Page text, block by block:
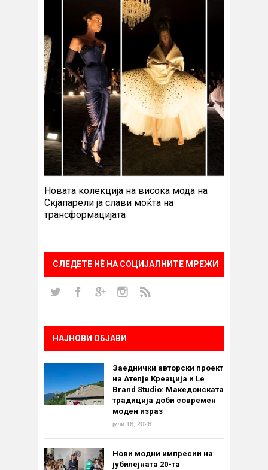
Новата колекција на висока мода на
Скјапарели ја слави моќта на
трансформацијата
СЛЕДЕТЕ НÈ НА СОЦИЈАЛНИТЕ МРЕЖИ
НАЈНОВИ ОБЈАВИ
Заеднички авторски проект
на Ателје Креација и Le
Brand Studio: Македонската
традиција доби современ
моден израз
јули 16, 2026
Нови модни импресии на
јубилејната 20-та